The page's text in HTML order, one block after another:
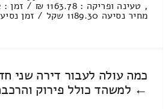
מחיר נסיעה 1189.30 שקל / זמן נסיעה בין [...]
כמה עולה לעבור דירה שני
← למשהד כולל פירוק